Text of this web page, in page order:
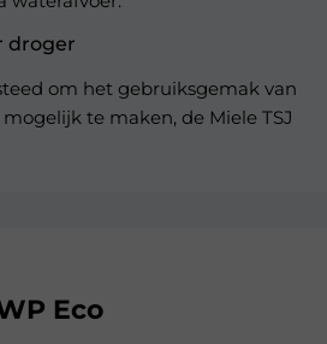
droger
om het gebruiksgemak van
te maken, de Miele TSJ
Eco